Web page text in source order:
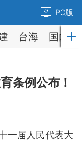
PC版
台海 国内
条例公布！
届人民代表大